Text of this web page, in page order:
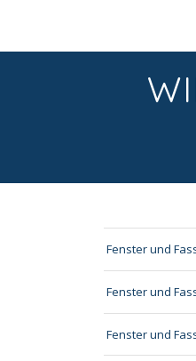
Fenster und
Fenster und
Fenster und